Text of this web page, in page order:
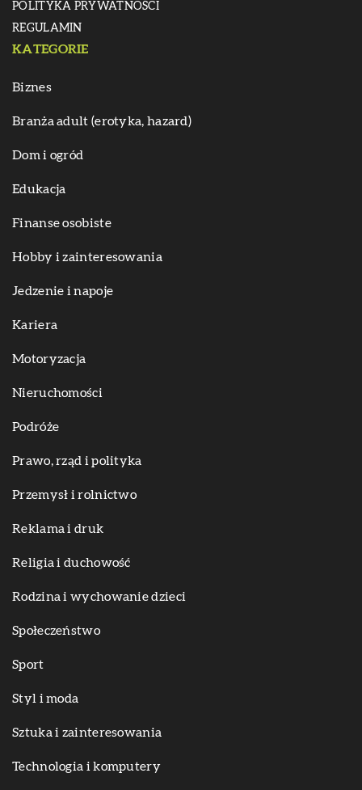
POLITYKA PRYWATNOŚCI
REGULAMIN
KATEGORIE
Biznes
Branża adult (erotyka, hazard)
Dom i ogród
Edukacja
Finanse osobiste
Hobby i zainteresowania
Jedzenie i napoje
Kariera
Motoryzacja
Nieruchomości
Podróże
Prawo, rząd i polityka
Przemysł i rolnictwo
Reklama i druk
Religia i duchowość
Rodzina i wychowanie dzieci
Społeczeństwo
Sport
Styl i moda
Sztuka i zainteresowania
Technologia i komputery